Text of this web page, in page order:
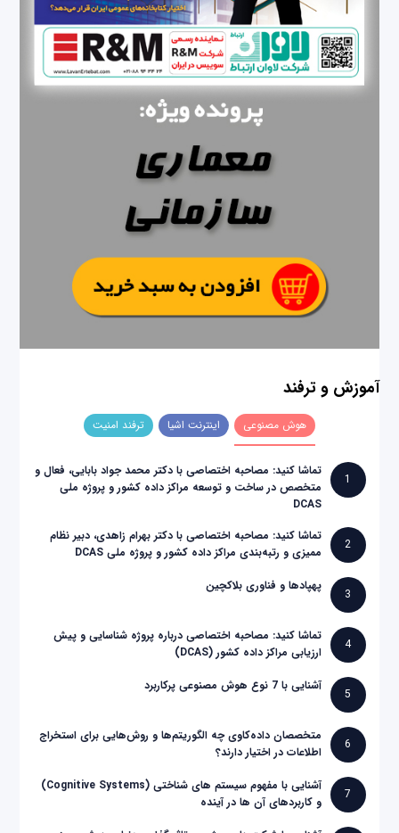
آموزش و ترفند
هوش مصنوعی اینترنت اشیا ترفند امنیت
1
تماشا کنید: مصاحبه اختصاصی با دکتر محمد جواد بابایی، فعال و
متخصص در ساخت و توسعه مراکز داده کشور و پروژه ملی
DCAS
2
تماشا کنید: مصاحبه اختصاصی با دکتر بهرام زاهدی، دبیر نظام
ممیزی و رتبه‌بندی مراکز داده کشور و پروژه ملی DCAS
3
پهپادها و فناوری بلاکچین
4
تماشا کنید: مصاحبه اختصاصی درباره پروژه شناسایی و پیش
ارزیابی مراکز داده کشور (DCAS)
5
آشنایی با 7 نوع هوش مصنوعی پرکاربرد
6
متخصصان داده‌کاوی چه الگوریتم‌ها و روش‌هایی برای استخراج
اطلاعات در اختیار دارند؟
7
آشنایی با مفهوم سیستم های شناختی (Cognitive Systems)
و کاربردهای آن ها در آینده